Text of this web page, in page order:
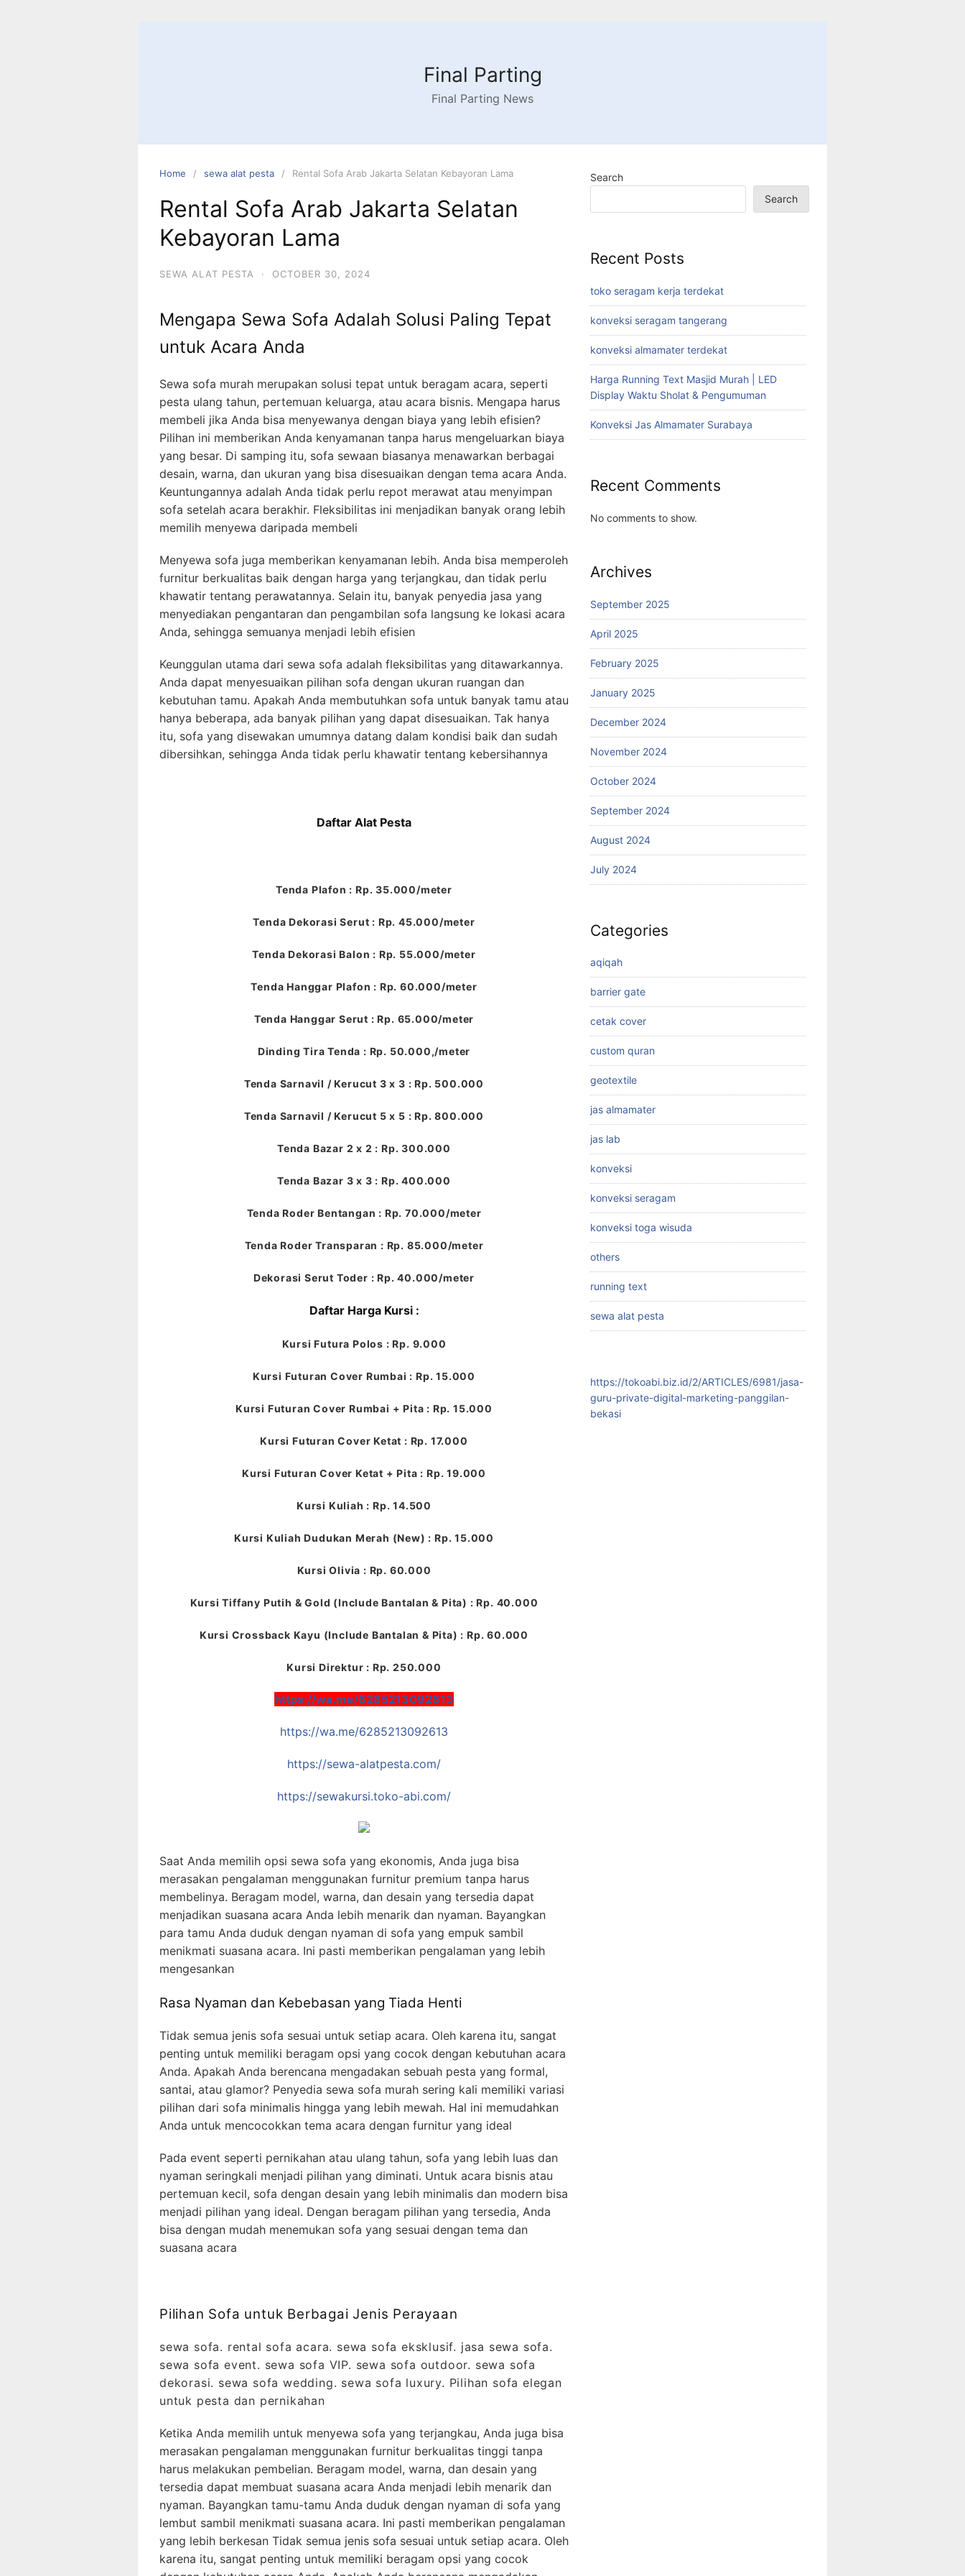
Final Parting
Final Parting News
Home sewa alat pesta Rental Sofa Arab Jakarta Selatan Kebayoran Lama
Rental Sofa Arab Jakarta Selatan
Kebayoran Lama
SEWA ALAT PESTA · OCTOBER 30, 2024
Mengapa Sewa Sofa Adalah Solusi Paling Tepat
untuk Acara Anda
Sewa sofa murah merupakan solusi tepat untuk beragam acara, seperti
pesta ulang tahun, pertemuan keluarga, atau acara bisnis. Mengapa harus
membeli jika Anda bisa menyewanya dengan biaya yang lebih efisien?
Pilihan ini memberikan Anda kenyamanan tanpa harus mengeluarkan biaya
yang besar. Di samping itu, sofa sewaan biasanya menawarkan berbagai
desain, warna, dan ukuran yang bisa disesuaikan dengan tema acara Anda.
Keuntungannya adalah Anda tidak perlu repot merawat atau menyimpan
sofa setelah acara berakhir. Fleksibilitas ini menjadikan banyak orang lebih
memilih menyewa daripada membeli
Menyewa sofa juga memberikan kenyamanan lebih. Anda bisa memperoleh
furnitur berkualitas baik dengan harga yang terjangkau, dan tidak perlu
khawatir tentang perawatannya. Selain itu, banyak penyedia jasa yang
menyediakan pengantaran dan pengambilan sofa langsung ke lokasi acara
Anda, sehingga semuanya menjadi lebih efisien
Keunggulan utama dari sewa sofa adalah fleksibilitas yang ditawarkannya.
Anda dapat menyesuaikan pilihan sofa dengan ukuran ruangan dan
kebutuhan tamu. Apakah Anda membutuhkan sofa untuk banyak tamu atau
hanya beberapa, ada banyak pilihan yang dapat disesuaikan. Tak hanya
itu, sofa yang disewakan umumnya datang dalam kondisi baik dan sudah
dibersihkan, sehingga Anda tidak perlu khawatir tentang kebersihannya
Daftar Alat Pesta
Tenda Plafon : Rp. 35.000/meter
Tenda Dekorasi Serut : Rp. 45.000/meter
Tenda Dekorasi Balon : Rp. 55.000/meter
Tenda Hanggar Plafon : Rp. 60.000/meter
Tenda Hanggar Serut : Rp. 65.000/meter
Dinding Tira Tenda : Rp. 50.000,/meter
Tenda Sarnavil / Kerucut 3 x 3 : Rp. 500.000
Tenda Sarnavil / Kerucut 5 x 5 : Rp. 800.000
Tenda Bazar 2 x 2 : Rp. 300.000
Tenda Bazar 3 x 3 : Rp. 400.000
Tenda Roder Bentangan : Rp. 70.000/meter
Tenda Roder Transparan : Rp. 85.000/meter
Dekorasi Serut Toder : Rp. 40.000/meter
Daftar Harga Kursi :
Kursi Futura Polos : Rp. 9.000
Kursi Futuran Cover Rumbai : Rp. 15.000
Kursi Futuran Cover Rumbai + Pita : Rp. 15.000
Kursi Futuran Cover Ketat : Rp. 17.000
Kursi Futuran Cover Ketat + Pita : Rp. 19.000
Kursi Kuliah : Rp. 14.500
Kursi Kuliah Dudukan Merah (New) : Rp. 15.000
Kursi Olivia : Rp. 60.000
Kursi Tiffany Putih & Gold (Include Bantalan & Pita) : Rp. 40.000
Kursi Crossback Kayu (Include Bantalan & Pita) : Rp. 60.000
Kursi Direktur : Rp. 250.000
https://wa.me/6285213092613
https://wa.me/6285213092613
https://sewa-alatpesta.com/
https://sewakursi.toko-abi.com/
Saat Anda memilih opsi sewa sofa yang ekonomis, Anda juga bisa
merasakan pengalaman menggunakan furnitur premium tanpa harus
membelinya. Beragam model, warna, dan desain yang tersedia dapat
menjadikan suasana acara Anda lebih menarik dan nyaman. Bayangkan
para tamu Anda duduk dengan nyaman di sofa yang empuk sambil
menikmati suasana acara. Ini pasti memberikan pengalaman yang lebih
mengesankan
Rasa Nyaman dan Kebebasan yang Tiada Henti
Tidak semua jenis sofa sesuai untuk setiap acara. Oleh karena itu, sangat
penting untuk memiliki beragam opsi yang cocok dengan kebutuhan acara
Anda. Apakah Anda berencana mengadakan sebuah pesta yang formal,
santai, atau glamor? Penyedia sewa sofa murah sering kali memiliki variasi
pilihan dari sofa minimalis hingga yang lebih mewah. Hal ini memudahkan
Anda untuk mencocokkan tema acara dengan furnitur yang ideal
Pada event seperti pernikahan atau ulang tahun, sofa yang lebih luas dan
nyaman seringkali menjadi pilihan yang diminati. Untuk acara bisnis atau
pertemuan kecil, sofa dengan desain yang lebih minimalis dan modern bisa
menjadi pilihan yang ideal. Dengan beragam pilihan yang tersedia, Anda
bisa dengan mudah menemukan sofa yang sesuai dengan tema dan
suasana acara
Pilihan Sofa untuk Berbagai Jenis Perayaan
sewa sofa. rental sofa acara. sewa sofa eksklusif. jasa sewa sofa.
sewa sofa event. sewa sofa VIP. sewa sofa outdoor. sewa sofa
dekorasi. sewa sofa wedding. sewa sofa luxury. Pilihan sofa elegan
untuk pesta dan pernikahan
Ketika Anda memilih untuk menyewa sofa yang terjangkau, Anda juga bisa
merasakan pengalaman menggunakan furnitur berkualitas tinggi tanpa
harus melakukan pembelian. Beragam model, warna, dan desain yang
tersedia dapat membuat suasana acara Anda menjadi lebih menarik dan
nyaman. Bayangkan tamu-tamu Anda duduk dengan nyaman di sofa yang
lembut sambil menikmati suasana acara. Ini pasti memberikan pengalaman
yang lebih berkesan Tidak semua jenis sofa sesuai untuk setiap acara. Oleh
karena itu, sangat penting untuk memiliki beragam opsi yang cocok
Search
Search
Recent Posts
toko seragam kerja terdekat
konveksi seragam tangerang
konveksi almamater terdekat
Harga Running Text Masjid Murah | LED
Display Waktu Sholat & Pengumuman
Konveksi Jas Almamater Surabaya
Recent Comments
No comments to show.
Archives
September 2025
April 2025
February 2025
January 2025
December 2024
November 2024
October 2024
September 2024
August 2024
July 2024
Categories
aqiqah
barrier gate
cetak cover
custom quran
geotextile
jas almamater
jas lab
konveksi
konveksi seragam
konveksi toga wisuda
others
running text
sewa alat pesta
https://tokoabi.biz.id/2/ARTICLES/6981/jasa-
guru-private-digital-marketing-panggilan-
bekasi